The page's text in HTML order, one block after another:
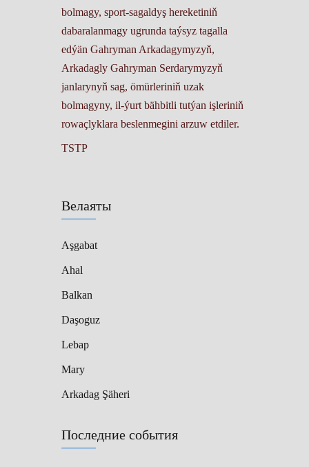
Велаяты
Aşgabat
Ahal
Balkan
Daşoguz
Lebap
Mary
Arkadag Şäheri
Последние события
bolmagy, sport-sagaldyş hereketiniň
dabaralanmagy ugrunda taýsyz tagalla
edýän Gahryman Arkadagymyzyň,
Arkadagly Gahryman Serdarymyzyň
janlarynyň sag, ömürleriniň uzak
bolmagyny, il-ýurt bähbitli tutýan işleriniň
rowaçlyklara beslenmegini arzuw etdiler.
TSTP